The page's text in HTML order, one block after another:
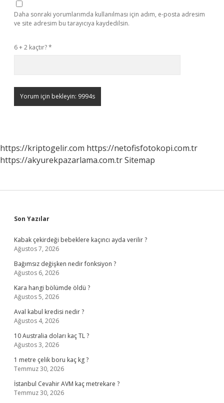
Daha sonraki yorumlarımda kullanılması için adım, e-posta adresim
ve site adresim bu tarayıcıya kaydedilsin.
6 + 2 kaçtır?*
https://kriptogelir.com https://netofisfotokopi.com.tr
https://akyurekpazarlama.com.trSitemap
Sidebar
Son Yazılar
Kabak çekirdeği bebeklere kaçıncı ayda verilir ?
Ağustos 7, 2026
Bağımsız değişken nedir fonksiyon ?
Ağustos 6, 2026
Kara hangi bölümde öldü ?
Ağustos 5, 2026
Aval kabul kredisi nedir ?
Ağustos 4, 2026
10 Australia doları kaç TL ?
Ağustos 3, 2026
1 metre çelik boru kaç kg ?
Temmuz 30, 2026
İstanbul Cevahir AVM kaç metrekare ?
Temmuz 30, 2026